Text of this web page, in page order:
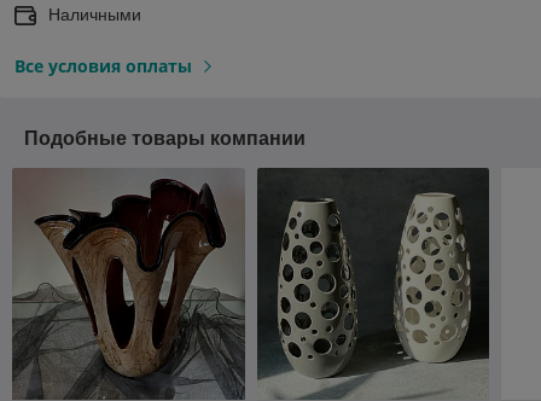
Наличными
Все условия оплаты
Подобные товары компании